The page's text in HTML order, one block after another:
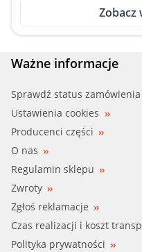
BOSCH (0 392 020 011)
BOSCH (0 392 020 039)
BOSCH (0 392 020 050)
BOSCH (0 392 020 054)
METZGER (2221006)
PIERBURG (7.06740.03)
PIERBURG (70674003)
PIERBURG (706740030)
Zobacz
Ważne informacje
Sprawdź status zamówienia
Ustawienia cookies
Producenci części
O nas
Regulamin sklepu
Zwroty
Zgłoś reklamacje
Czas realizacji i koszt
Polityka prywatności